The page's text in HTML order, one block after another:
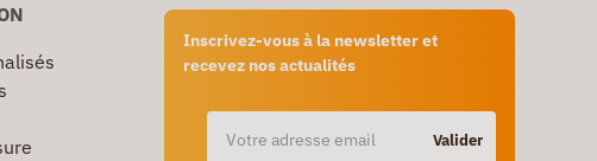
Inscrivez-vous à la newsletter et
recevez nos actualités
Valider